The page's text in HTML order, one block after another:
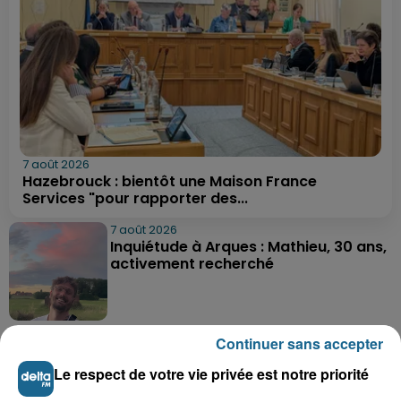
7 août 2026
Hazebrouck : bientôt une Maison France
Services "pour rapporter des...
7 août 2026
Inquiétude à Arques : Mathieu, 30 ans,
activement recherché
Foot, Boulogne-sur-Mer : Grégory Thil,
un directeur sportif à...
Le respect de votre vie privée est notre priorité
Continuer sans accepter